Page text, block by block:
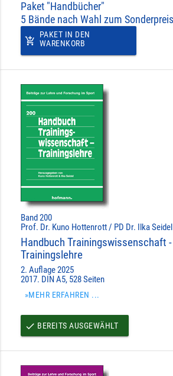
Paket "Handbücher"
5 Bände nach Wahl zum
add_shopping_cart
PAKET IN DEN
WARENKORB
Band 200
Prof. Dr. Kuno Hottenrott / PD Dr. Ilka
Handbuch Trainingswissenschaft -
Trainingslehre
2. Auflage 2025
2017. DIN A5, 528 Seiten
»MEHR ERFAHREN ...
done BEREITS AUSGEWÄHLT